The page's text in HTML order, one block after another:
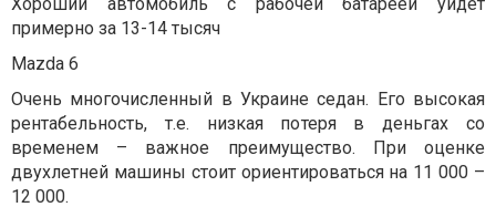
примерно за 13-14 тысяч
Mazda 6
Очень многочисленный в Украине седан. Его высокая
рентабельность, т.е. низкая потеря в деньгах со
временем – важное преимущество. При оценке
двухлетней машины стоит ориентироваться на 11 000 –
12 000.